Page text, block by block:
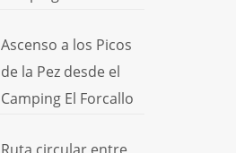
Ascenso a los Picos
de la Pez desde el
Camping El Forcallo
Ruta circular entre